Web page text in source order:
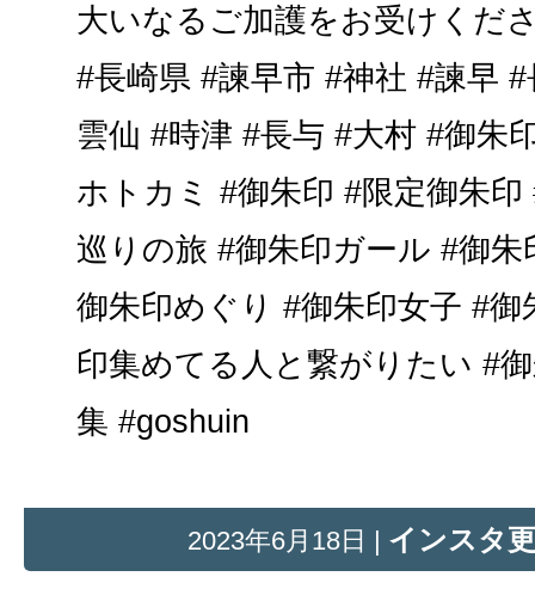
大いなるご加護をお受けくだ
#長崎県 #諫早市 #神社 #諫早
雲仙 #時津 #長与 #大村 #御朱
ホトカミ #御朱印 #限定御朱
巡りの旅 #御朱印ガール #御
御朱印めぐり #御朱印女子 #
印集めてる人と繋がりたい #
集 #goshuin
2023年6月18日 | インスタ